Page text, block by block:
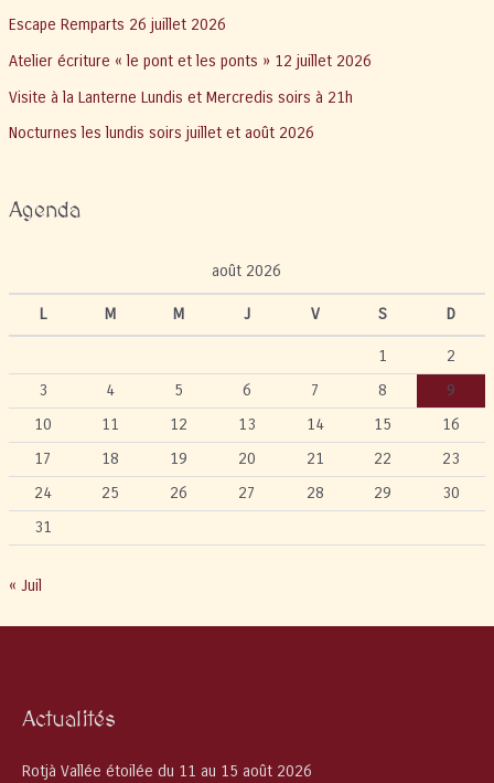
Escape Remparts 26 juillet 2026
Atelier écriture « le pont et les ponts » 12 juillet 2026
Visite à la Lanterne Lundis et Mercredis soirs à 21h
Nocturnes les lundis soirs juillet et août 2026
Agenda
août 2026
L M M J V S D
1
2
3
4 5 6 7 8
9
10
11 12 13 14 15
16
17
18 19 20 21 22
23
24
25 26 27 28 29
30
31
« Juil
Actualités
Rotjà Vallée étoilée du 11 au 15 août 2026